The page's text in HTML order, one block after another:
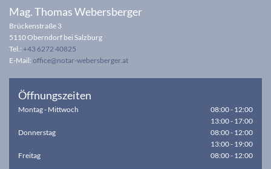
Mag. Thomas Webersberger
Brückenstraße 3
5110 Oberndorf bei Salzburg
Tel.: +43 6272 40825
E-Mail: office@notar-webersberger.at
Öffnungszeiten
Montag - Mittwoch
08:00 - 12:00
13:00 - 17:00
Donnerstag
08:00 - 12:00
13:00 - 19:00
Freitag
08:00 - 12:00